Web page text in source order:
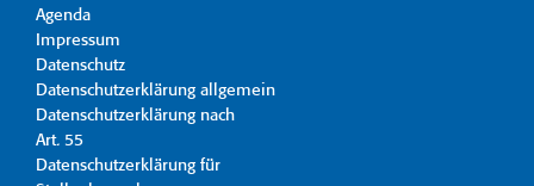
Agenda
Impressum
Datenschutz
Datenschutzerklärung allgemein
Datenschutzerklärung nach
Art. 55
Datenschutzerklärung für